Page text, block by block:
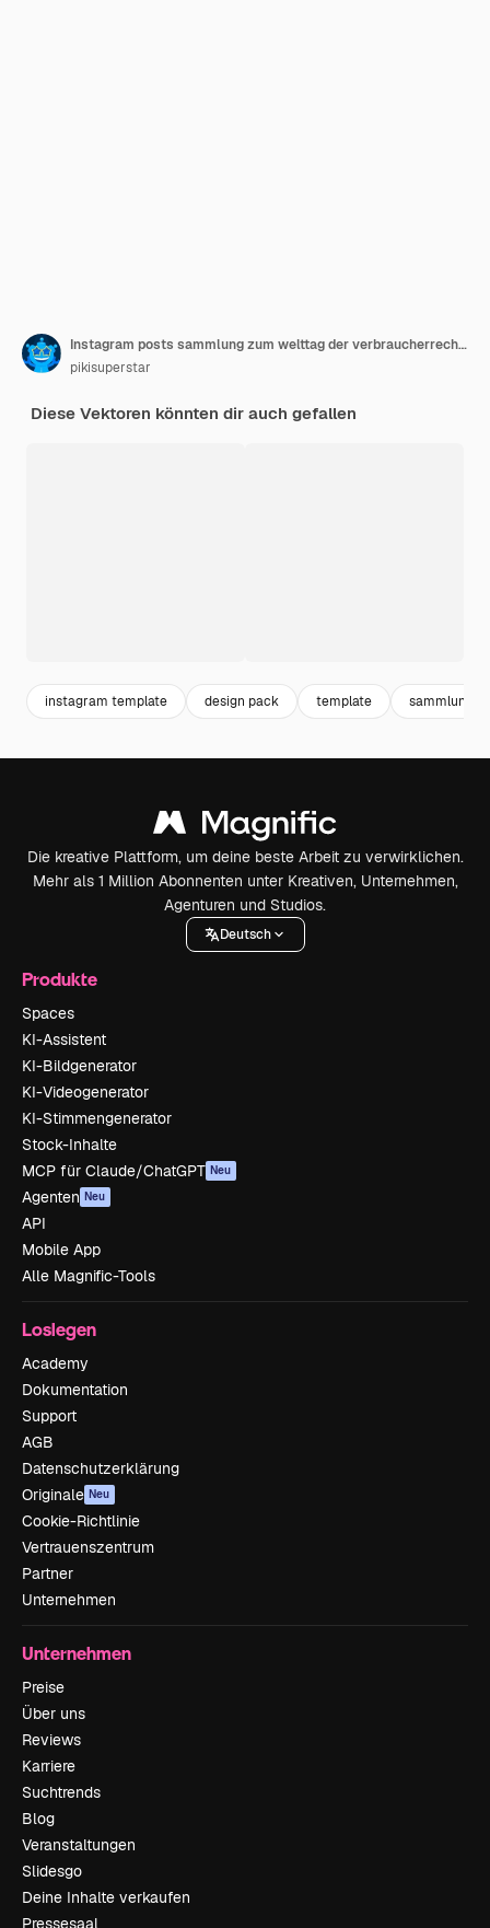
Instagram posts sammlung zum welttag der verbraucherrechte
pikisuperstar
Diese Vektoren könnten dir auch gefallen
instagram template design pack template sammlung
Die kreative Plattform, um deine beste Arbeit zu verwirklichen.
Mehr als 1 Million Abonnenten unter Kreativen, Unternehmen,
Agenturen und Studios.
Deutsch
Produkte
Spaces
KI-Assistent
KI-Bildgenerator
KI-Videogenerator
KI-Stimmengenerator
Stock-Inhalte
MCP für Claude/ChatGPT Neu
Agenten Neu
API
Mobile App
Alle Magnific-Tools
Loslegen
Academy
Dokumentation
Support
AGB
Datenschutzerklärung
Originale Neu
Cookie-Richtlinie
Vertrauenszentrum
Partner
Unternehmen
Unternehmen
Preise
Über uns
Reviews
Karriere
Suchtrends
Blog
Veranstaltungen
Slidesgo
Deine Inhalte verkaufen
Pressesaal